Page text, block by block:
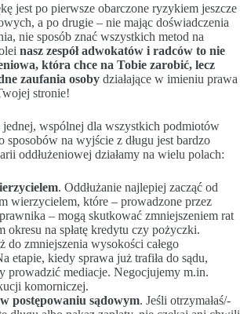
jest po pierwsze obarczone ryzykiem jeszcze
a po drugie – nie mając doświadczenia
nie sposób znać wszystkich metod na
nasz zespół adwokatów i radców to nie
która chce na Tobie zarobić, lecz
zaufania osoby działające w imieniu prawa
stronie!
wspólnej dla wszystkich podmiotów
sposobów na wyjście z długu jest bardzo
oddłużeniowej działamy na wielu polach:
. Oddłużanie najlepiej zacząć od
wierzycielem, które – prowadzone przez
– mogą skutkować zmniejszeniem rat
okresu na spłatę kredytu czy pożyczki.
do zmniejszenia wysokości całego
etapie, kiedy sprawa już trafiła do sądu,
prowadzić mediacje. Negocjujemy m.in.
komorniczej.
postępowaniu sądowym. Jeśli otrzymałaś/-